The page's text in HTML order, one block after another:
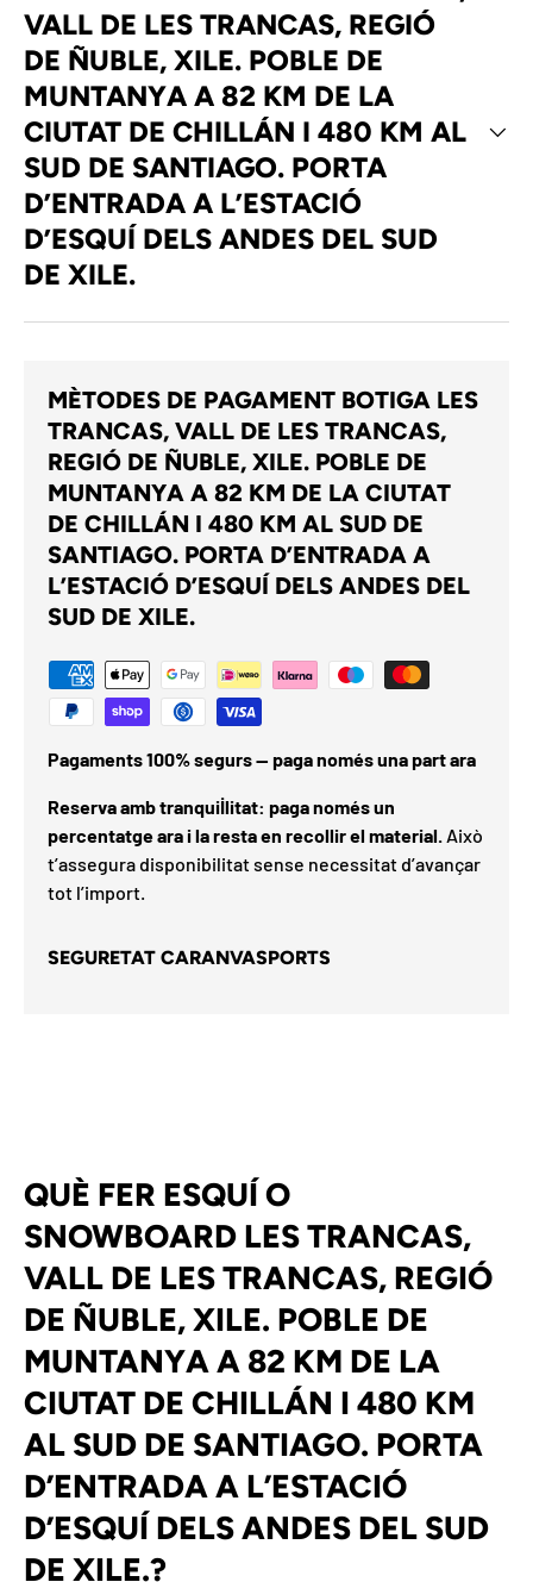
VALL DE LES TRANCAS, REGIÓ
DE ÑUBLE, XILE. POBLE DE
MUNTANYA A 82 KM DE LA
CIUTAT DE CHILLÁN I 480 KM AL
SUD DE SANTIAGO. PORTA
D’ENTRADA A L’ESTACIÓ
D’ESQUÍ DELS ANDES DEL SUD
DE XILE.
MÈTODES DE PAGAMENT BOTIGA LES
TRANCAS, VALL DE LES TRANCAS,
REGIÓ DE ÑUBLE, XILE. POBLE DE
MUNTANYA A 82 KM DE LA CIUTAT
DE CHILLÁN I 480 KM AL SUD DE
SANTIAGO. PORTA D’ENTRADA A
L’ESTACIÓ D’ESQUÍ DELS ANDES DEL
SUD DE XILE.
Pagaments 100% segurs — paga només una part ara
Reserva amb tranquil·litat: paga només un
percentatge ara i la resta en recollir el material. Això
t’assegura disponibilitat sense necessitat d’avançar
tot l’import.
SEGURETAT CARANVASPORTS
QUÈ FER ESQUÍ O
SNOWBOARD LES TRANCAS,
VALL DE LES TRANCAS, REGIÓ
DE ÑUBLE, XILE. POBLE DE
MUNTANYA A 82 KM DE LA
CIUTAT DE CHILLÁN I 480 KM
AL SUD DE SANTIAGO. PORTA
D’ENTRADA A L’ESTACIÓ
D’ESQUÍ DELS ANDES DEL SUD
DE XILE.?